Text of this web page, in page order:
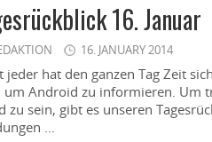
16. Januar
16. JANUARY 2014
jeder hat den ganzen Tag Zeit
um Android zu informieren. Um
zu sein, gibt es unseren
...